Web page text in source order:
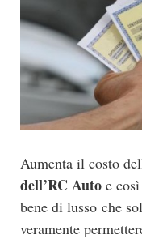
Aumenta il costo
dell’RC Auto e
bene di lusso che
veramente